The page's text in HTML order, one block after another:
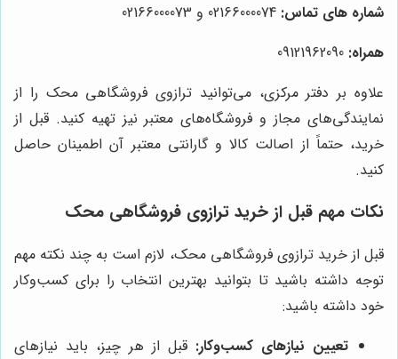
شماره های تماس:
همراه:
علاوه بر دفتر مرکزی، می‌توانید ترازوی فروشگاهی محک را از
نمایندگی‌های مجاز و فروشگاه‌های معتبر نیز تهیه کنید. قبل از
خرید، حتماً از اصالت کالا و گارانتی معتبر آن اطمینان حاصل
کنید.
نکات مهم قبل از خرید ترازوی فروشگاهی محک
قبل از خرید ترازوی فروشگاهی محک، لازم است به چند نکته مهم
توجه داشته باشید تا بتوانید بهترین انتخاب را برای کسب‌وکار
خود داشته باشید:
تعیین نیازهای کسب‌وکار: قبل از هر چیز، باید نیازهای